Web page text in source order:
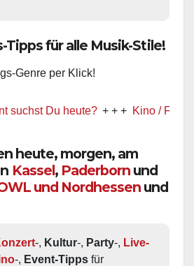
für alle Musik-Stile!
Genre per Klick!
Du heute? + + + Kino / Film + + +
heute, morgen, am
Kassel, Paderborn und
und Nordhessen und
-, Kultur-, Party-, Live-
-, Event-Tipps